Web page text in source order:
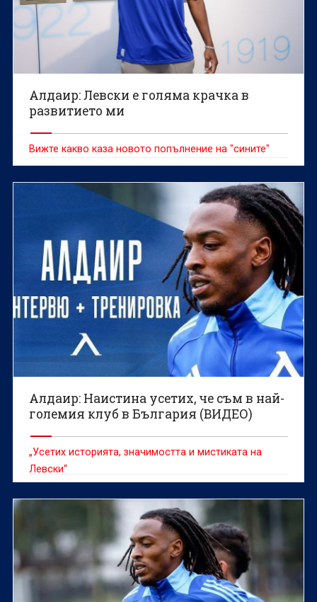
Алдаир: Левски е голяма крачка в
развитието ми
Вижте какво каза новото попълнение на "сините"
Алдаир: Наистина усетих, че съм в най-
големия клуб в България (ВИДЕО)
„Усетих историята, значимостта и мистиката на
Левски“